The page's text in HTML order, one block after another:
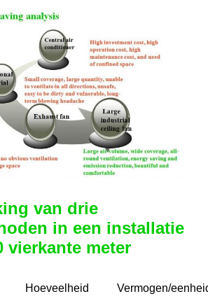
van drie
in een installatie
vierkante meter
Hoeveelheid Vermogen/